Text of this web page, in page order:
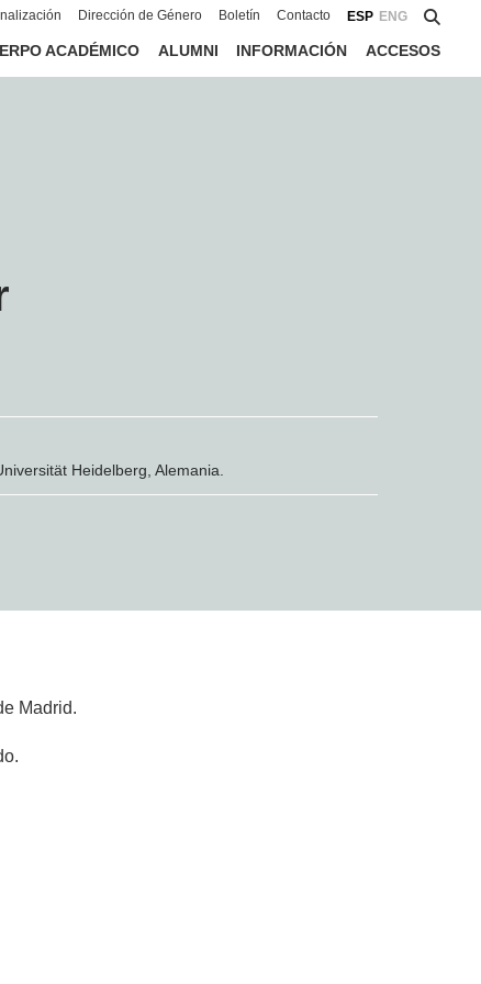
Dirección de Género Boletín Contacto ESP ENG
ACADÉMICO ALUMNI INFORMACIÓN ACCESOS
Heidelberg, Alemania.
Madrid.